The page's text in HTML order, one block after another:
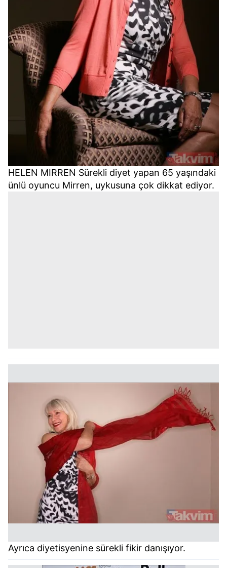
HELEN MIRREN Sürekli diyet yapan 65 yaşındaki
ünlü oyuncu Mirren, uykusuna çok dikkat ediyor.
Ayrıca diyetisyenine sürekli fikir danışıyor.